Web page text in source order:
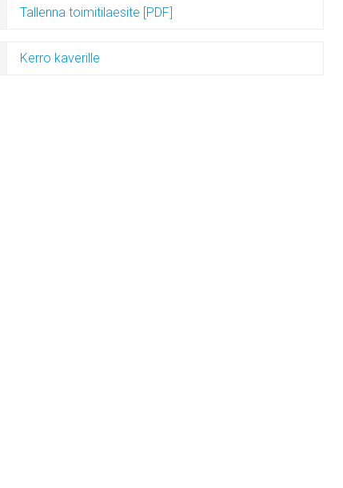
Tallenna toimitilaesite [PDF]
Kerro kaverille